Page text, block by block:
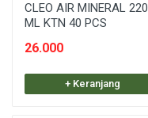
CLEO AIR MINERAL 220
ML KTN 40 PCS
26.000
+ Keranjang